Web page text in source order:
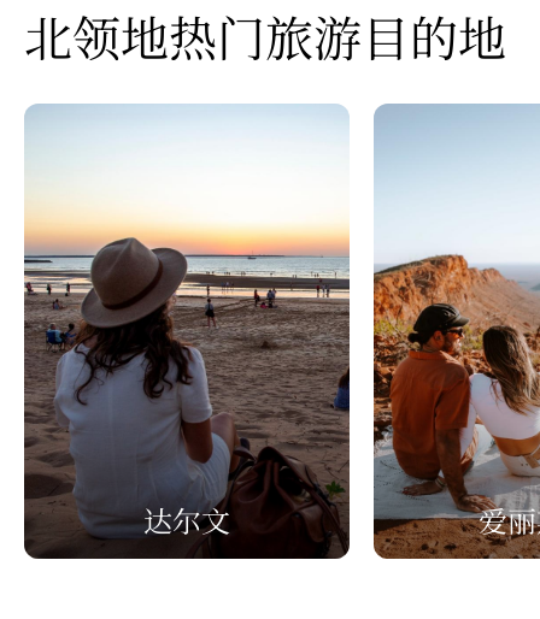
北领地热门旅游目的地
达尔文 爱